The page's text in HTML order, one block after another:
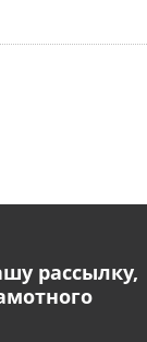
рассылку,